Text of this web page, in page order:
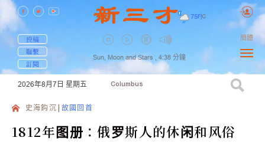
75F| C
投稿
聯繫
訂閱
Sun, Moon and Stars , 4:38 分鐘
簡體
2026年8月7日 星期五 Columbus
史海鈎沉 故國回首
1812年图册：俄罗斯人的休闲和风俗